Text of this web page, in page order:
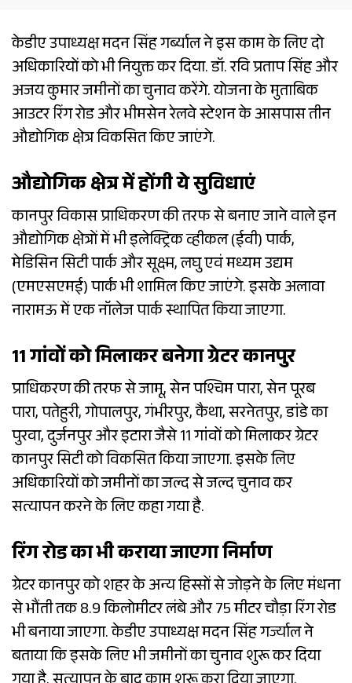
केडीए उपाध्यक्ष मदन सिंह गर्ब्याल ने इस काम के लिए दो
अधिकारियों को भी नियुक्त कर दिया. डॉ. रवि प्रताप सिंह और
अजय कुमार जमीनों का चुनाव करेंगे. योजना के मुताबिक
आउटर रिंग रोड और भीमसेन रेलवे स्टेशन के आसपास तीन
औद्योगिक क्षेत्र विकसित किए जाएंगे.
औद्योगिक क्षेत्र में होंगी ये सुविधाएं
कानपुर विकास प्राधिकरण की तरफ से बनाए जाने वाले इन
औद्योगिक क्षेत्रों में भी इलेक्ट्रिक व्हीकल (ईवी) पार्क,
मेडिसिन सिटी पार्क और सूक्ष्म, लघु एवं मध्यम उद्यम
(एमएसएमई) पार्क भी शामिल किए जाएंगे. इसके अलावा
नारामऊ में एक नॉलेज पार्क स्थापित किया जाएगा.
11 गांवों को मिलाकर बनेगा ग्रेटर कानपुर
प्राधिकरण की तरफ से जामू, सेन पश्चिम पारा, सेन पूरब
पारा, पतेहुरी, गोपालपुर, गंभीरपुर, कैथा, सरनेतपुर, डांडे का
पुरवा, दुर्जनपुर और इटारा जैसे 11 गांवों को मिलाकर ग्रेटर
कानपुर सिटी को विकसित किया जाएगा. इसके लिए
अधिकारियों को जमीनों का जल्द से जल्द चुनाव कर
सत्यापन करने के लिए कहा गया है.
रिंग रोड का भी कराया जाएगा निर्माण
ग्रेटर कानपुर को शहर के अन्य हिस्सों से जोड़ने के लिए मंधना
से भौंती तक 8.9 किलोमीटर लंबे और 75 मीटर चौड़ा रिंग रोड
भी बनाया जाएगा. केडीए उपाध्यक्ष मदन सिंह गर्ज्याल ने
बताया कि इसके लिए भी जमीनों का चुनाव शुरू कर दिया